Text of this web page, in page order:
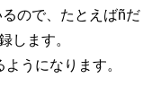
ので、たとえばñだ
します。
うになります。